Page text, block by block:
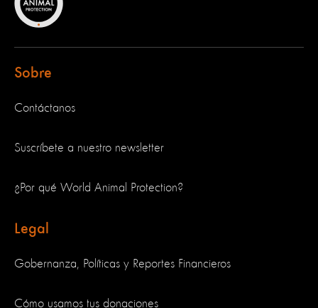
Sobre
Contáctanos
Suscríbete a nuestro newsletter
¿Por qué World Animal Protection?
Legal
Gobernanza, Políticas y Reportes Financieros
Cómo usamos tus donaciones